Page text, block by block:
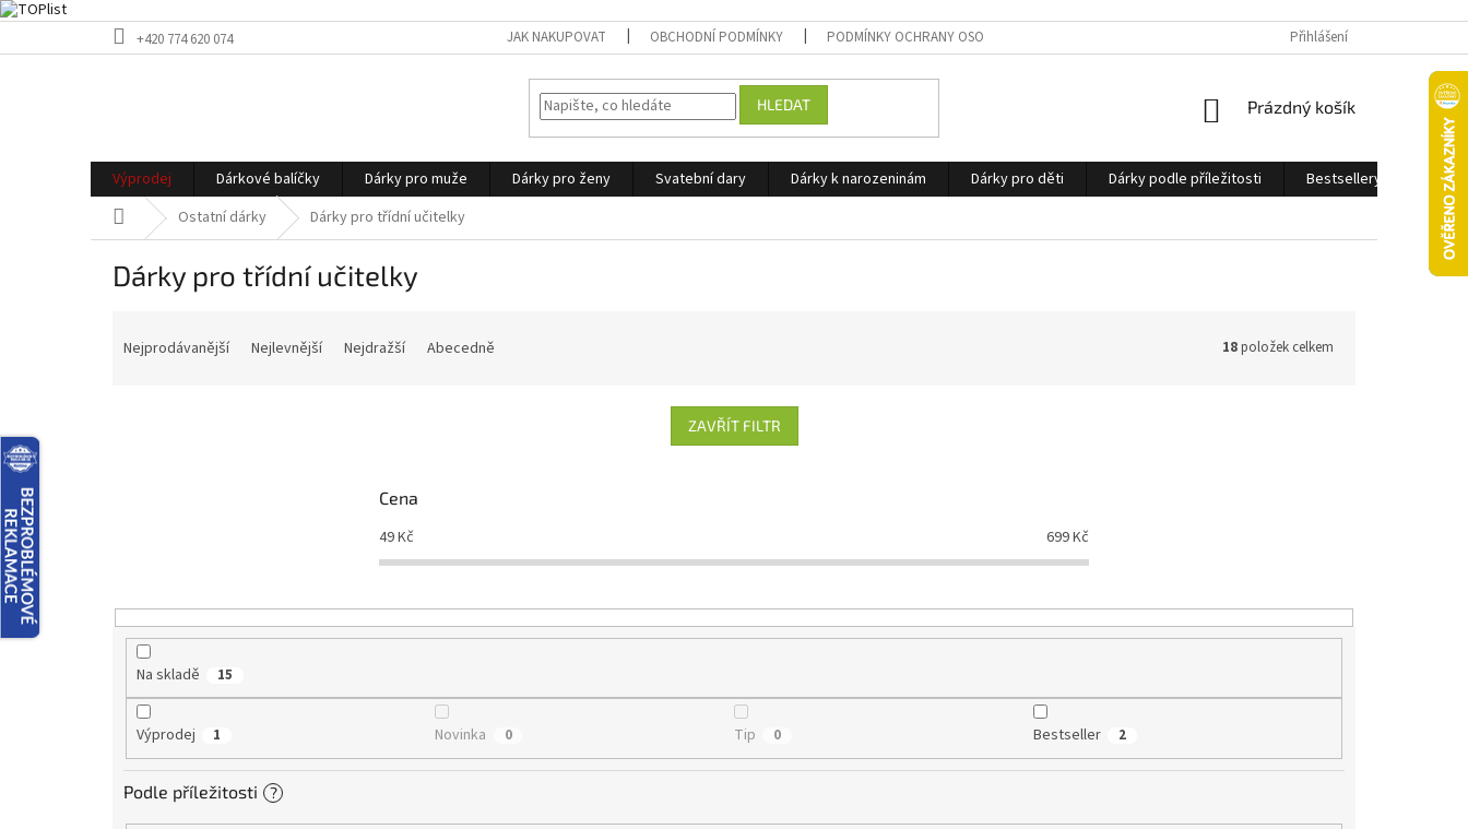
na
+420 774 620 074 JAK NAKUPOVAT OBCHODNÍ PODMÍNKY PODMÍNKY OCHRANY OSOBNÍCH ÚDAJŮ Přihlášení
HLEDAT
NÁKUPNÍ
Prázdný košík
Výprodej Dárkové balíčky Dárky pro muže Dárky pro ženy Svatební dary Dárky k narozeninám Dárky pro děti Dárky podle příležitosti Bestsellery
Domů Ostatní dárky Dárky pro třídní učitelky
Dárky pro třídní učitelky
t
ů
Nejprodávanější Nejlevnější Nejdražší Abecedně 18položek celkem
ZAVŘÍT FILTR
Cena
49Kč 699Kč
Na skladě 15
Výprodej 1 Novinka 0 Tip 0 Bestseller 2
Podle příležitosti ?